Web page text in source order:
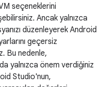
seçeneklerini
Ancak yalnızca
düzenleyerek Android
geçersiz
Bu nedenle,
yalnızca önem verdiğiniz
Studio'nun,